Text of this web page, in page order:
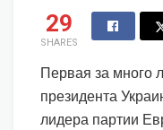
29
SHARES
Первая за много
президента
лидера партии